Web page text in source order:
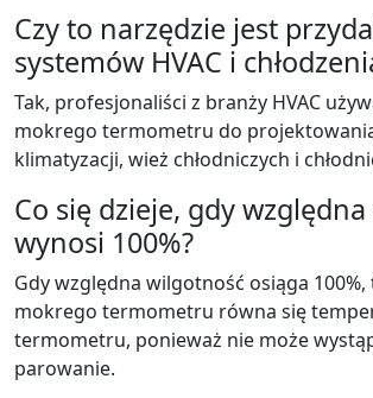
Czy to narzędzie jest
systemów HVAC i
Tak, profesjonaliści z branży HVAC
mokrego termometru do
klimatyzacji, wież chłodniczych i
Co się dzieje, gdy
wynosi 100%?
Gdy względna wilgotność osiąga
mokrego termometru równa się
termometru, ponieważ nie może
parowanie.